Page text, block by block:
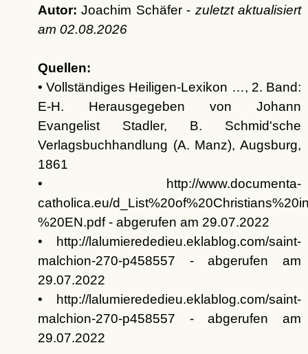
Autor: Joachim Schäfer - zuletzt aktualisiert
am 02.08.2026
Quellen:
• Vollständiges Heiligen-Lexikon …, 2. Band:
E-H. Herausgegeben von Johann
Evangelist Stadler, B. Schmid'sche
Verlagsbuchhandlung (A. Manz), Augsburg,
1861
• http://www.documenta-
catholica.eu/
%20EN.pdf - abgerufen am 29.07.2022
• http://lalumierededieu.eklablog.com/saint-
malchion-270-p458557 - abgerufen am
29.07.2022
• http://lalumierededieu.eklablog.com/saint-
malchion-270-p458557 - abgerufen am
29.07.2022